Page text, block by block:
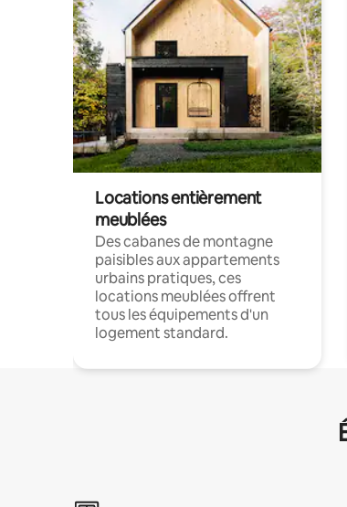
Locations entièrement
meublées
Des cabanes de montagne
paisibles aux appartements
urbains pratiques, ces
locations meublées offrent
tous les équipements d'un
logement standard.